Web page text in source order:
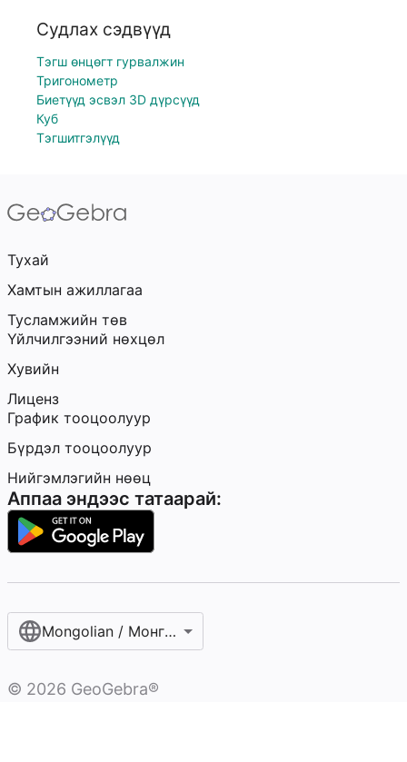
Судлах сэдвүүд
Тэгш өнцөгт гурвалжин
Тригонометр
Биетүүд эсвэл 3D дүрсүүд
Куб
Тэгшитгэлүүд
Тухай
Хамтын ажиллагаа
Тусламжийн төв
Үйлчилгээний нөхцөл
Хувийн
Лиценз
График тооцоолуур
Бүрдэл тооцоолуур
Нийгэмлэгийн нөөц
Аппаа эндээс татаарай:
Mongolian / Монгол хэл‎
© 2026 GeoGebra®